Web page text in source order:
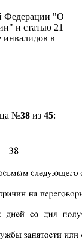
Федерации "О
и статью 21
инвалидов в
№38из 45: